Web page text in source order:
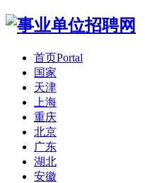
首页Portal
国家
天津
上海
重庆
北京
广东
湖北
安徽